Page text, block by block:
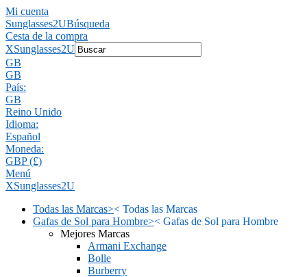
Mi cuenta
Sunglasses2UBúsqueda
Cesta de la compra
XSunglasses2U
GB
GB
País:
GB
Reino Unido
Idioma:
Español
Moneda:
GBP (£)
Menú
XSunglasses2U
Todas las Marcas>< Todas las Marcas
Gafas de Sol para Hombre>< Gafas de Sol para Hombre
Mejores Marcas
Armani Exchange
Bolle
Burberry